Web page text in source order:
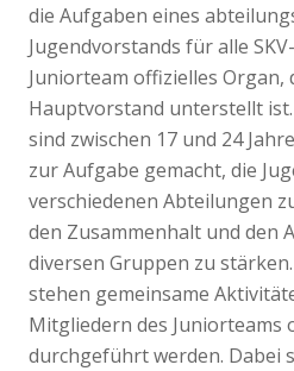
die Aufgaben eines
Jugendvorstands für alle
Juniorteam offizielles Organ,
Hauptvorstand unterstellt
sind zwischen 17 und 24
zur Aufgabe gemacht, die
verschiedenen Abteilungen
den Zusammenhalt und den
diversen Gruppen zu
stehen gemeinsame
Mitgliedern des Juniorteams
durchgeführt werden. Dabei